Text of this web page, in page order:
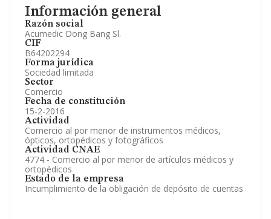
Información general
Razón social
Acumedic Dong Bang Sl.
CIF
B64202294
Forma jurídica
Sociedad limitada
Sector
Comercio
Fecha de constitución
15-2-2016
Actividad
Comercio al por menor de instrumentos médicos,
ópticos, ortopédicos y fotográficos
Actividad CNAE
4774 - Comercio al por menor de artículos médicos y
ortopédicos
Estado de la empresa
Incumplimiento de la obligación de depósito de cuentas
Información oficial y registral complementaria.